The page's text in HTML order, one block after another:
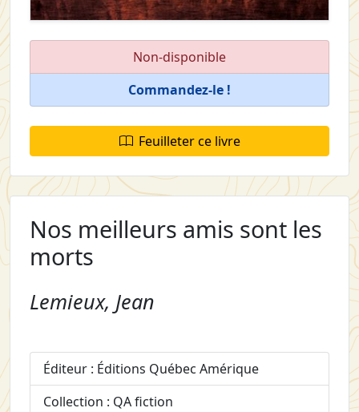
Non-disponible
Commandez-le !
Feuilleter ce livre
Nos meilleurs amis sont les
morts
Lemieux, Jean
Éditeur : Éditions Québec Amérique
Collection : QA fiction